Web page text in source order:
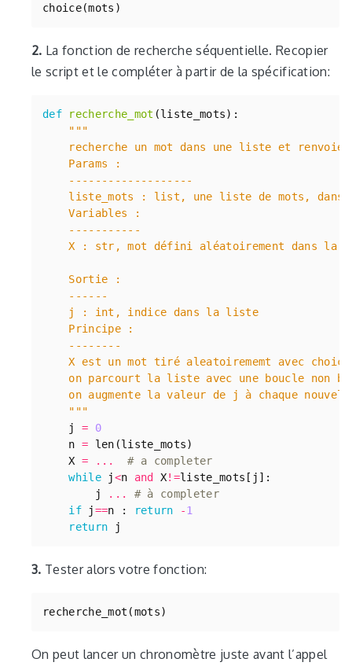
choice(mots )
2. La fonction de recherche séquentielle. Recopier
le script et le compléter à partir de la spécification:
def recherche_mot (liste_mots):
    j : int, indice dans la liste
    """
j
=
0
n = len (liste_mots)
X = ...
# a completer
while
j<n and X!=liste_mots [ j ]:
j
...
# à completer
if
j==n : return -1
return
j
3. Tester alors votre fonction:
recherche_mot (mots)
On peut lancer un chronomètre juste avant l’appel